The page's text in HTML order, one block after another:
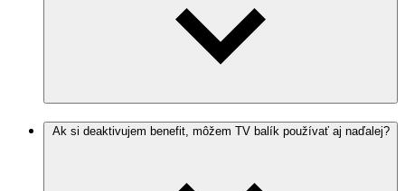
Ak si deaktivujem benefit, môžem TV balík používať aj naďalej?